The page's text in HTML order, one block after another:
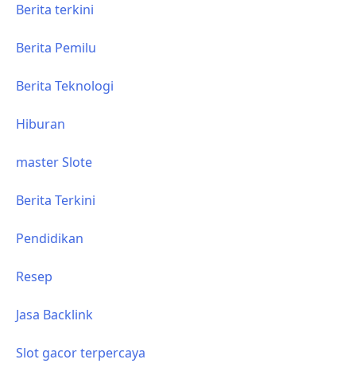
Berita terkini
Berita Pemilu
Berita Teknologi
Hiburan
master Slote
Berita Terkini
Pendidikan
Resep
Jasa Backlink
Slot gacor terpercaya